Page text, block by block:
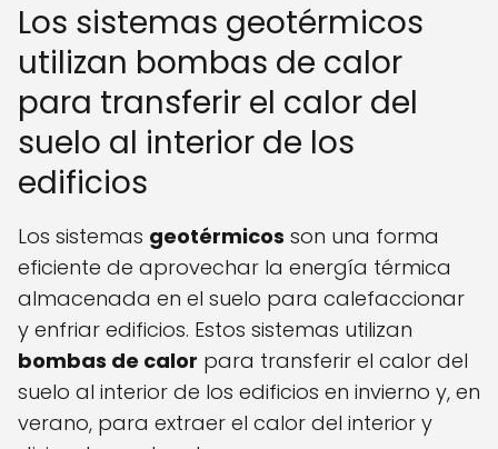
Los sistemas geotérmicos
utilizan bombas de calor
para transferir el calor del
suelo al interior de los
edificios
Los sistemas geotérmicos son una forma
eficiente de aprovechar la energía térmica
almacenada en el suelo para calefaccionar
y enfriar edificios. Estos sistemas utilizan
bombas de calor para transferir el calor del
suelo al interior de los edificios en invierno y, en
verano, para extraer el calor del interior y